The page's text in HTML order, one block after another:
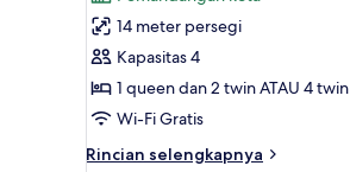
untuk
Kamar
Quadruple
14 meter persegi
Kapasitas 4
1 queen dan 2 twin ATAU 4 twin
Wi-Fi Gratis
Rincian selengkapnya
Rincian